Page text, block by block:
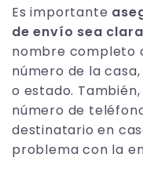
Es importante
de envío sea
nombre completo
número de la
o estado.
número de
destinatario en
problema con la